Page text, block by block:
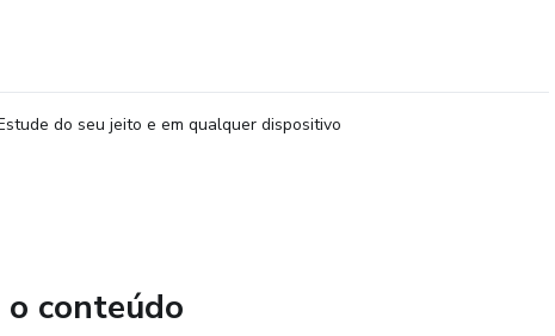
do seu jeito e em qualquer dispositivo
o conteúdo